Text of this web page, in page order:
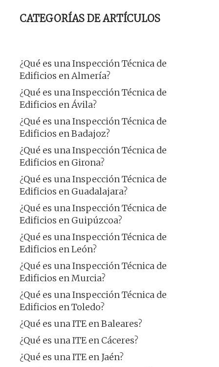
CATEGORÍAS DE ARTÍCULOS
¿Qué es una Inspección Técnica de
Edificios en Almería?
¿Qué es una Inspección Técnica de
Edificios en Ávila?
¿Qué es una Inspección Técnica de
Edificios en Badajoz?
¿Qué es una Inspección Técnica de
Edificios en Girona?
¿Qué es una Inspección Técnica de
Edificios en Guadalajara?
¿Qué es una Inspección Técnica de
Edificios en Guipúzcoa?
¿Qué es una Inspección Técnica de
Edificios en León?
¿Qué es una Inspección Técnica de
Edificios en Murcia?
¿Qué es una Inspección Técnica de
Edificios en Toledo?
¿Qué es una ITE en Baleares?
¿Qué es una ITE en Cáceres?
¿Qué es una ITE en Jaén?